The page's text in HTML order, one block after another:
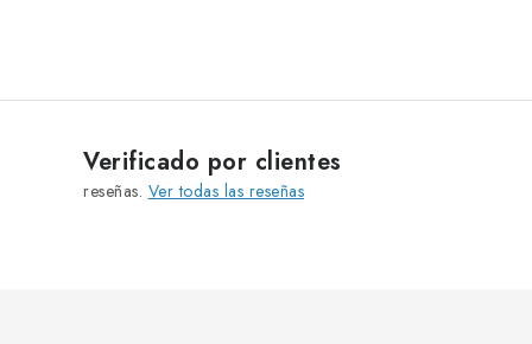
t
Verificado por clientes
reseñas. Ver todas las reseñas